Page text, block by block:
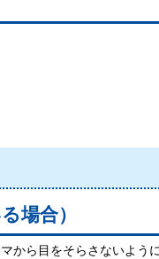
場合）
から目をそらさないよう